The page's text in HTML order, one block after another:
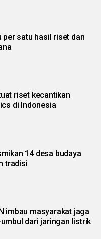
per satu hasil riset dan
riset kecantikan
di Indonesia
14 desa budaya
tradisi
imbau masyarakat jaga
dari jaringan listrik